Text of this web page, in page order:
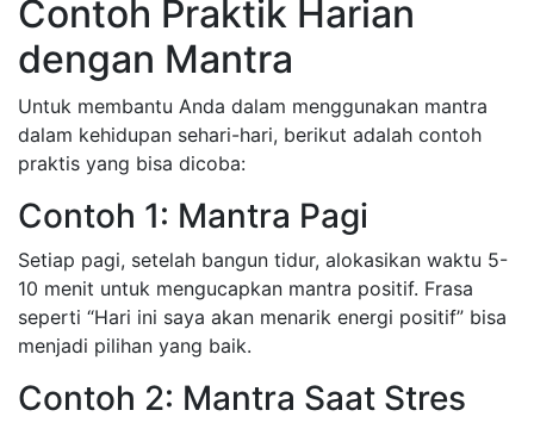
Contoh Praktik Harian
dengan Mantra
Untuk membantu Anda dalam menggunakan mantra
dalam kehidupan sehari-hari, berikut adalah contoh
praktis yang bisa dicoba:
Contoh 1: Mantra Pagi
Setiap pagi, setelah bangun tidur, alokasikan waktu 5-
10 menit untuk mengucapkan mantra positif. Frasa
seperti “Hari ini saya akan menarik energi positif” bisa
menjadi pilihan yang baik.
Contoh 2: Mantra Saat Stres